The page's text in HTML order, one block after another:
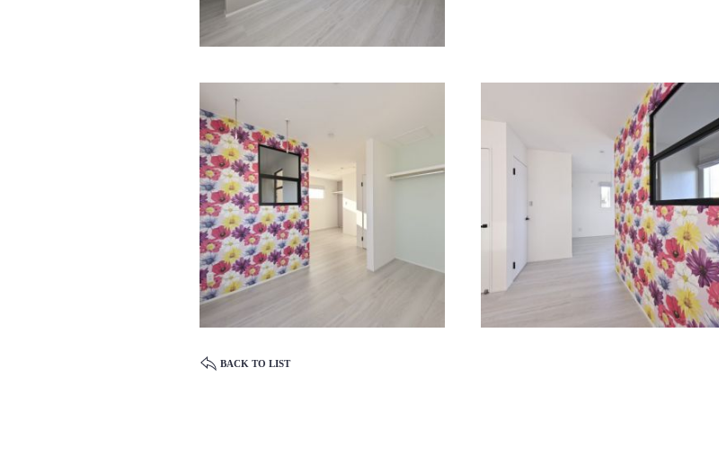
BACK TO LIST